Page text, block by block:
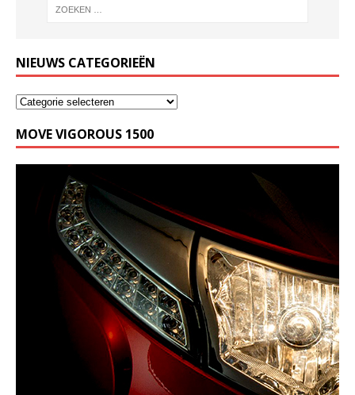
NIEUWS CATEGORIEËN
MOVE VIGOROUS 1500